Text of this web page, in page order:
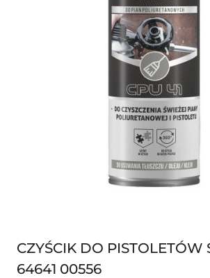
CZYŚCIK DO PISTOLETÓW
64641 00556